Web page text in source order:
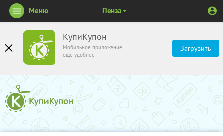
КупиКупон
Мобильное приложение
ещё удобнее
Загрузить
Меню Пенза